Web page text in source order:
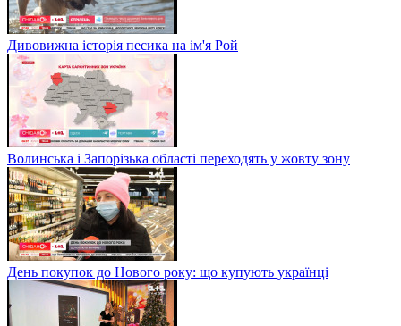
Дивовижна історія песика на ім'я Рой
Волинська і Запорізька області переходять у жовту зону
День покупок до Нового року: що купують українці